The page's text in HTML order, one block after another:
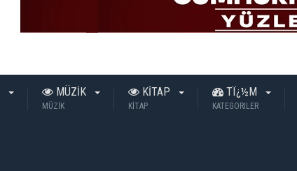
MÜZİK
MÜZİK
KİTAP
KİTAP
TÏ¿½M
KATEGORILER